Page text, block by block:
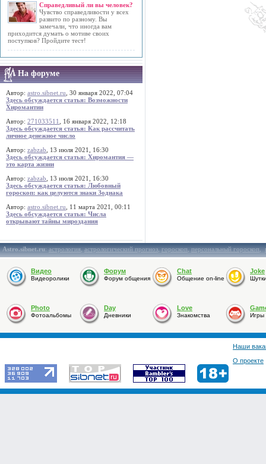
Справедливый ли вы человек?
Чувство справедливости у всех
развито по разному. Вы
замечали, что иногда вам
приходится думать о мотиве своих
поступков? Пройдите тест!
На форуме
Автор: astro.sibnet.ru , 30 января 2022, 07:04
Здесь обсуждается статья: Возможности
Хиромантии
Автор: 271033511
, 16 января 2022, 12:18
Здесь обсуждается статья: Как рассчитать
личное денежное число
Автор: zabzab , 13 июля 2021, 16:30
Здесь обсуждается статья: Хиромантия —
это карта жизни
Автор: zabzab , 13 июля 2021, 16:30
Здесь обсуждается статья: Любовный
гороскоп: как целуются знаки Зодиака
Автор: astro.sibnet.ru , 11 марта 2021, 00:11
Здесь обсуждается статья: Числа
открывают тайны мироздания
Astro.sibnet.ru:астрология,астрологический прогноз,гороскоп,персональный гороскоп,
Видео
Видеоролики
Форум
Форум общения
Chat
Общение on-line
Joke
Photo
Фотоальбомы
Day
Дневники
Love
Знакомства Игры
Наши
О проекте